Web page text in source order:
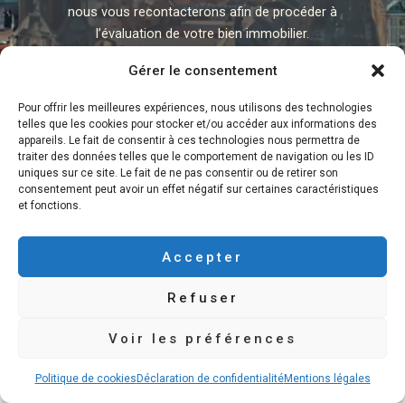
Gérer le consentement
Pour offrir les meilleures expériences, nous utilisons des technologies
telles que les cookies pour stocker et/ou accéder aux informations des
appareils. Le fait de consentir à ces technologies nous permettra de
traiter des données telles que le comportement de navigation ou les ID
uniques sur ce site. Le fait de ne pas consentir ou de retirer son
consentement peut avoir un effet négatif sur certaines caractéristiques
et fonctions.
Accepter
Refuser
Voir les préférences
Politique de cookies Déclaration de confidentialitéMentions légales
nous vous recontacterons afin de procéder à
l’évaluation de votre bien immobilier.
Vendre Ma Maison Rapidement !
Vendre Sa Maison Rapidement
Recevoir Une Offre D’Achat
Mentions légales